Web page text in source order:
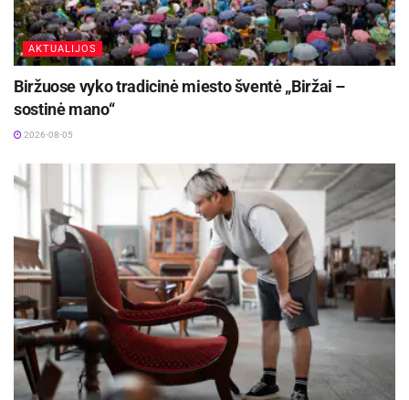
AKTUALIJOS
Biržuose vyko tradicinė miesto šventė „Biržai –
sostinė mano“
2026-08-05